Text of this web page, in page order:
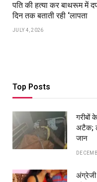
पति की हत्या कर बाथरूम में
दिन तक बताती रही ‘लापता
JULY 4, 2026
Top Posts
गरीबों
अटैक;
जान
अंग्रेजी